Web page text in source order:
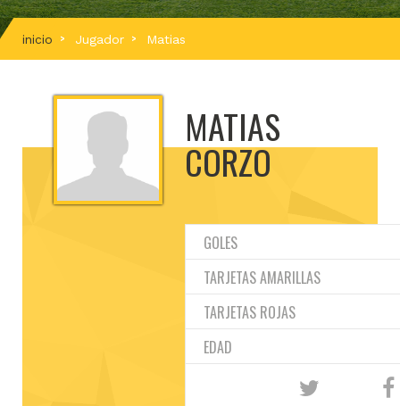
inicio Jugador Matias
MATIAS
CORZO
GOLES
TARJETAS AMARILLAS
TARJETAS ROJAS
EDAD